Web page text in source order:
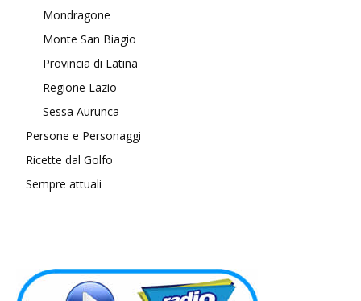
Mondragone
Monte San Biagio
Provincia di Latina
Regione Lazio
Sessa Aurunca
Persone e Personaggi
Ricette dal Golfo
Sempre attuali